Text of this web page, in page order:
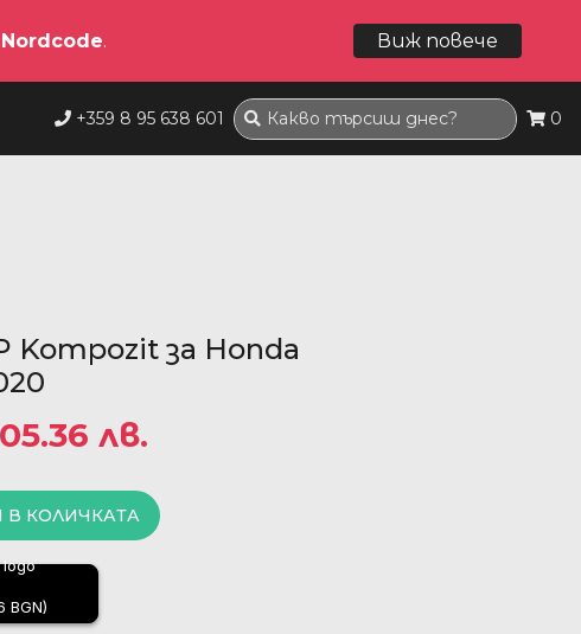
+359 8 95 638 601 0
Kompozit за Honda
лв.
КОЛИЧКАТА
BGN)
Nordcode. Виж повече